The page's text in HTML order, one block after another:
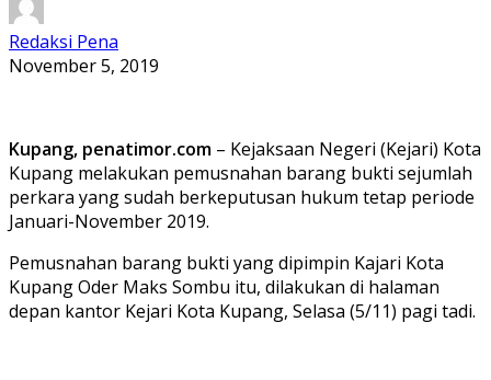
Redaksi Pena
November 5, 2019
Kupang, penatimor.com – Kejaksaan Negeri (Kejari) Kota
Kupang melakukan pemusnahan barang bukti sejumlah
perkara yang sudah berkeputusan hukum tetap periode
Januari-November 2019.
Pemusnahan barang bukti yang dipimpin Kajari Kota
Kupang Oder Maks Sombu itu, dilakukan di halaman
depan kantor Kejari Kota Kupang, Selasa (5/11) pagi tadi.